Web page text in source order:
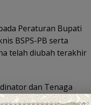
Peraturan Bupati
BSPS-PB serta
telah diubah terakhir
dan Tenaga
sanitasi di